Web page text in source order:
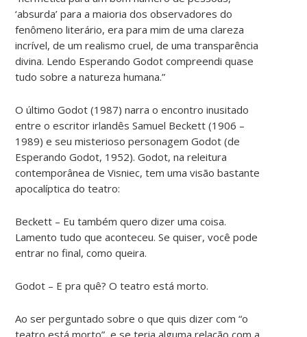
‘absurda’ para a maioria dos observadores do
fenômeno literário, era para mim de uma clareza
incrível, de um realismo cruel, de uma transparência
divina. Lendo Esperando Godot compreendi quase
tudo sobre a natureza humana.”
O último Godot (1987) narra o encontro inusitado
entre o escritor irlandês Samuel Beckett (1906 –
1989) e seu misterioso personagem Godot (de
Esperando Godot, 1952). Godot, na releitura
contemporânea de Visniec, tem uma visão bastante
apocalíptica do teatro:
Beckett – Eu também quero dizer uma coisa.
Lamento tudo que aconteceu. Se quiser, você pode
entrar no final, como queira.
Godot – E pra quê? O teatro está morto.
Ao ser perguntado sobre o que quis dizer com “o
teatro está morto”, e se teria alguma relação com a